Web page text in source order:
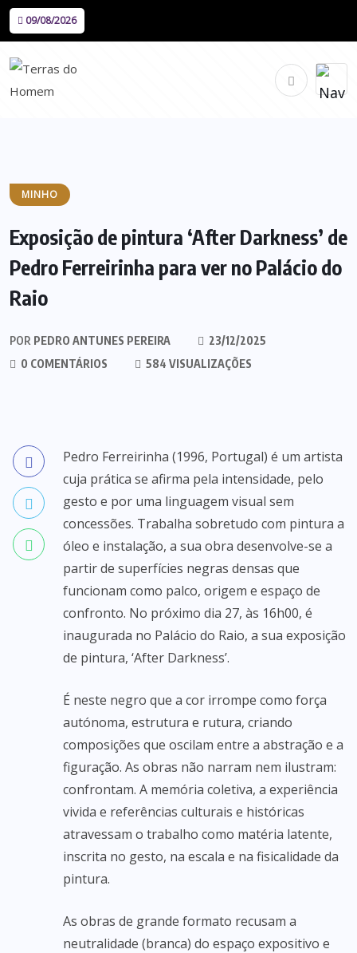
09/08/2026
MINHO
Exposição de pintura ‘After Darkness’ de
Pedro Ferreirinha para ver no Palácio do
Raio
POR PEDRO ANTUNES PEREIRA
23/12/2025
0 COMENTÁRIOS
584 VISUALIZAÇÕES
Pedro Ferreirinha (1996, Portugal) é um artista
cuja prática se afirma pela intensidade, pelo
gesto e por uma linguagem visual sem
concessões. Trabalha sobretudo com pintura a
óleo e instalação, a sua obra desenvolve-se a
partir de superfícies negras densas que
funcionam como palco, origem e espaço de
confronto. No próximo dia 27, às 16h00, é
inaugurada no Palácio do Raio, a sua exposição
de pintura, ‘After Darkness’.
É neste negro que a cor irrompe como força
autónoma, estrutura e rutura, criando
composições que oscilam entre a abstração e a
figuração. As obras não narram nem ilustram:
confrontam. A memória coletiva, a experiência
vivida e referências culturais e históricas
atravessam o trabalho como matéria latente,
inscrita no gesto, na escala e na fisicalidade da
pintura.
As obras de grande formato recusam a
neutralidade (branca) do espaço expositivo e